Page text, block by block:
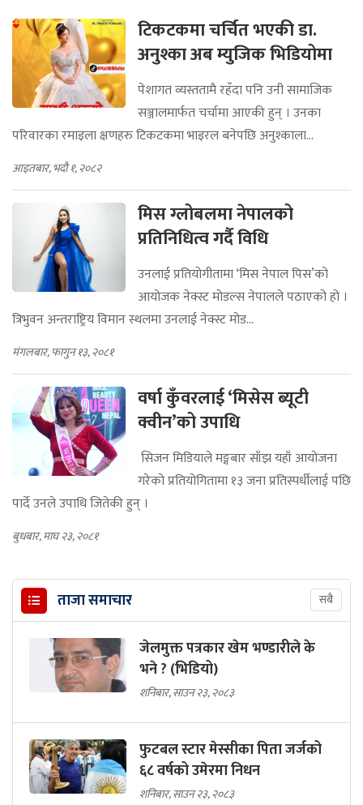
टिकटकमा चर्चित भएकी डा.
अनुश्का अब म्युजिक भिडियोमा
पेशागत व्यस्ततामै रहँदा पनि उनी सामाजिक
सञ्जालमार्फत चर्चामा आएकी हुन् । उनका
परिवारका रमाइला क्षणहरु टिकटकमा भाइरल बनेपछि अनुश्काला...
आइतबार, भदौ १, २०८२
मिस ग्लोबलमा नेपालको
प्रतिनिधित्व गर्दै विधि
उनलाई प्रतियोगीतामा ‘मिस नेपाल पिस’को
आयोजक नेक्स्ट मोडल्स नेपालले पठाएको हो ।
त्रिभुवन अन्तराष्ट्रिय विमान स्थलमा उनलाई नेक्स्ट मोड...
मंगलबार, फागुन १३, २०८१
वर्षा कुँवरलाई ‘मिसेस ब्यूटी
क्वीन’को उपाधि
सिजन मिडियाले मङ्गबार साँझ यहाँ आयोजना
गरेको प्रतियोगितामा १३ जना प्रतिस्पर्धीलाई पछि
पार्दे उनले उपाधि जितेकी हुन् ।
बुधबार, माघ २३, २०८१
ताजा समाचार सबै
जेलमुक्त पत्रकार खेम भण्डारीले के
भने ? (भिडियो)
शनिबार, साउन २३, २०८३
फुटबल स्टार मेस्सीका पिता जर्जको
६८ वर्षको उमेरमा निधन
शनिबार, साउन २३, २०८३